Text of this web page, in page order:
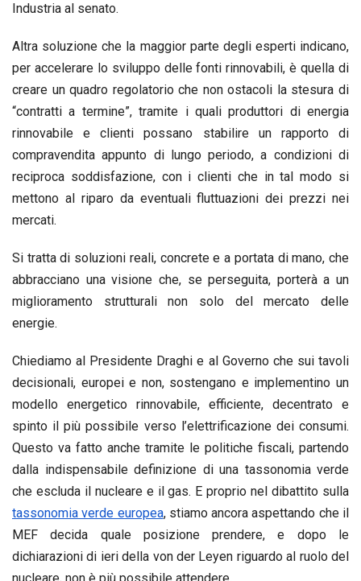
Industria al senato.
Altra soluzione che la maggior parte degli esperti indicano,
per accelerare lo sviluppo delle fonti rinnovabili, è quella di
creare un quadro regolatorio che non ostacoli la stesura di
“contratti a termine”, tramite i quali produttori di energia
rinnovabile e clienti possano stabilire un rapporto di
compravendita appunto di lungo periodo, a condizioni di
reciproca soddisfazione, con i clienti che in tal modo si
mettono al riparo da eventuali fluttuazioni dei prezzi nei
mercati.
Si tratta di soluzioni reali, concrete e a portata di mano, che
abbracciano una visione che, se perseguita, porterà a un
miglioramento strutturali non solo del mercato delle
energie.
Chiediamo al Presidente Draghi e al Governo che sui tavoli
decisionali, europei e non, sostengano e implementino un
modello energetico rinnovabile, efficiente, decentrato e
spinto il più possibile verso l’elettrificazione dei consumi.
Questo va fatto anche tramite le politiche fiscali, partendo
dalla indispensabile definizione di una tassonomia verde
che escluda il nucleare e il gas. E proprio nel dibattito sulla
tassonomia verde europea, stiamo ancora aspettando che il
MEF decida quale posizione prendere, e dopo le
dichiarazioni di ieri della von der Leyen riguardo al ruolo del